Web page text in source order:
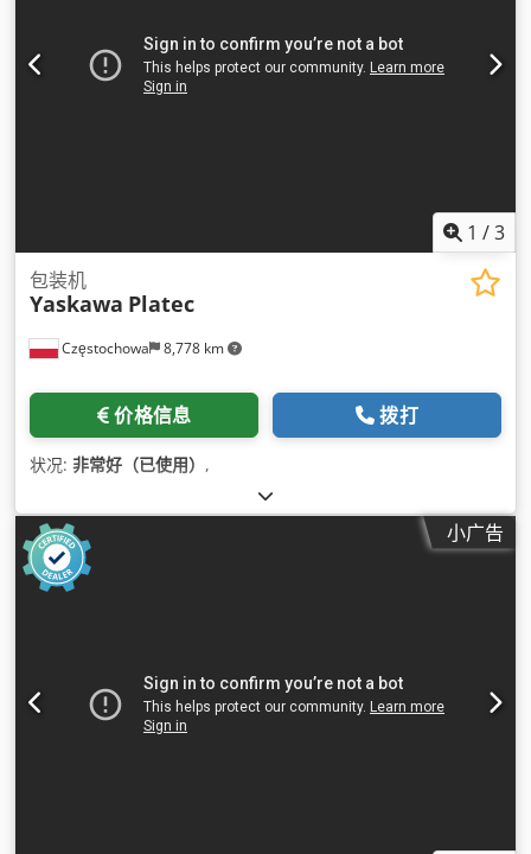
1 /3
Częstochowa 8,778 km
包装机
Yaskawa Platec
价格信息 拨打
状况: 非常好（已使用） ,
小广告